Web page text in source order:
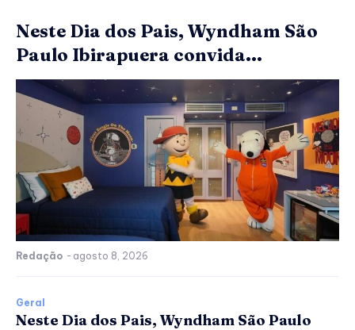
Neste Dia dos Pais, Wyndham São
Paulo Ibirapuera convida...
Redação - agosto 8, 2026
Geral
Neste Dia dos Pais, Wyndham São Paulo